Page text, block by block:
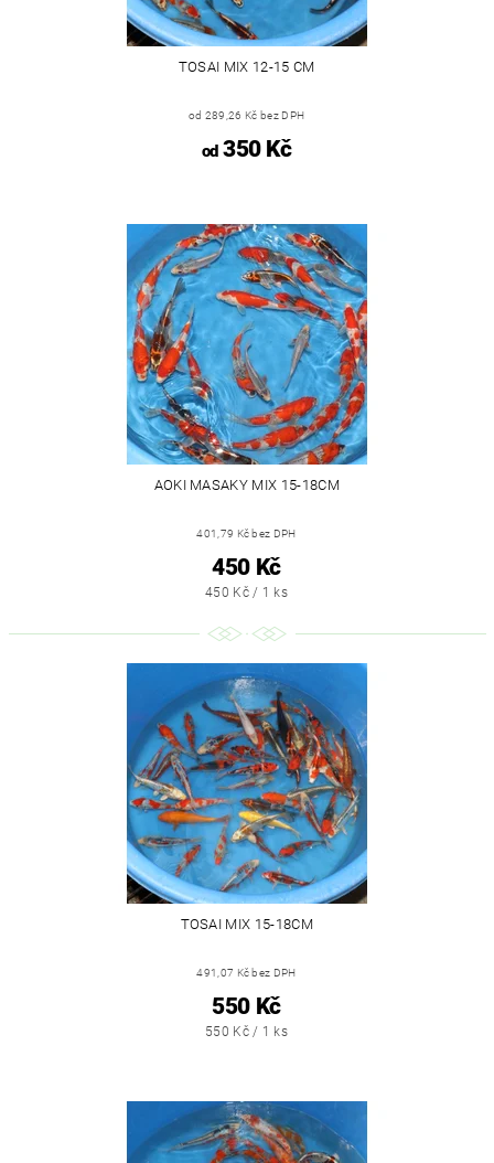
TOSAI MIX 12-15 CM
od 289,26 Kč bez DPH
od350 Kč
AOKI MASAKY MIX 15-18CM
401,79 Kč bez DPH
450 Kč
450 Kč / 1 ks
TOSAI MIX 15-18CM
491,07 Kč bez DPH
550 Kč
550 Kč / 1 ks